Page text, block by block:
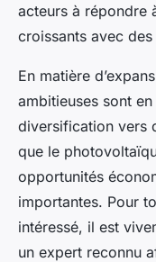
acteurs à répondre
croissants avec
En matière
ambitieuses sont
diversification vers
que le
opportunités
importantes. Pour
intéressé, il est
un expert reconnu